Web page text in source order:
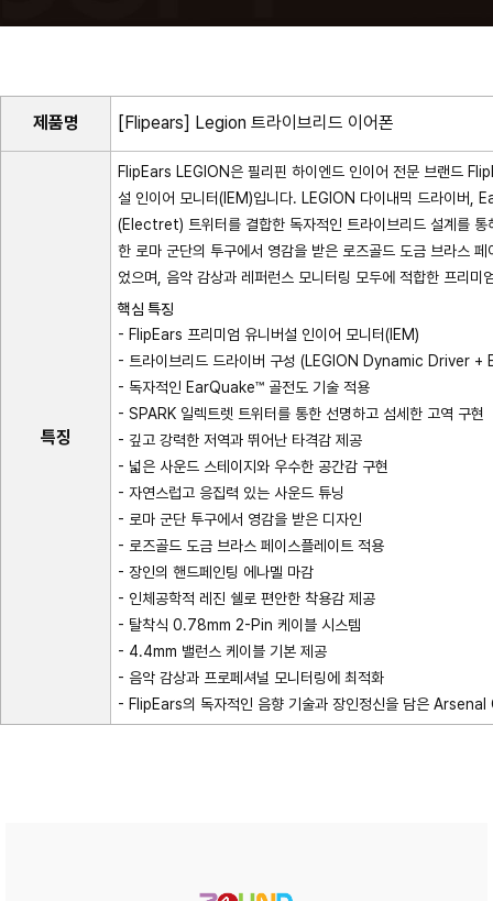
제품명 [Flipears] Legion 트라이브리드 이어폰
특징
FlipEars LEGION은 필리핀 하이엔드 인이어 전문 브랜드
설 인이어 모니터(IEM)입니다. LEGION 다이내믹 드라이
(Electret) 트위터를 결합한 독자적인 트라이브리드 설계를
한 로마 군단의 투구에서 영감을 받은 로즈골드 도금 브라스
었으며, 음악 감상과 레퍼런스 모니터링 모두에 적합한 프리미
핵심 특징
- FlipEars 프리미엄 유니버설 인이어 모니터(IEM)
- 트라이브리드 드라이버 구성 (LEGION Dynamic
- 독자적인 EarQuake™ 골전도 기술 적용
- SPARK 일렉트렛 트위터를 통한 선명하고 섬세한 고역 구현
- 깊고 강력한 저역과 뛰어난 타격감 제공
- 넓은 사운드 스테이지와 우수한 공간감 구현
- 자연스럽고 응집력 있는 사운드 튜닝
- 로마 군단 투구에서 영감을 받은 디자인
- 로즈골드 도금 브라스 페이스플레이트 적용
- 장인의 핸드페인팅 에나멜 마감
- 인체공학적 레진 쉘로 편안한 착용감 제공
- 탈착식 0.78mm 2-Pin 케이블 시스템
- 4.4mm 밸런스 케이블 기본 제공
- 음악 감상과 프로페셔널 모니터링에 최적화
- FlipEars의 독자적인 음향 기술과 장인정신을 담은